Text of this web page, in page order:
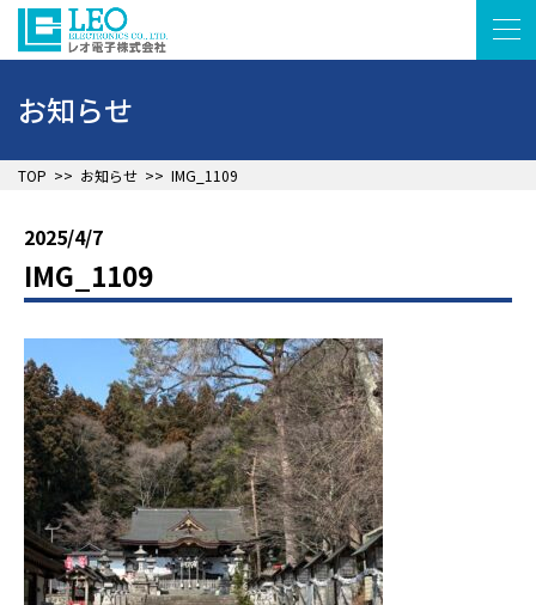
▲
お知らせ
TOP >> お知らせ >> IMG_1109
2025/4/7
IMG_1109